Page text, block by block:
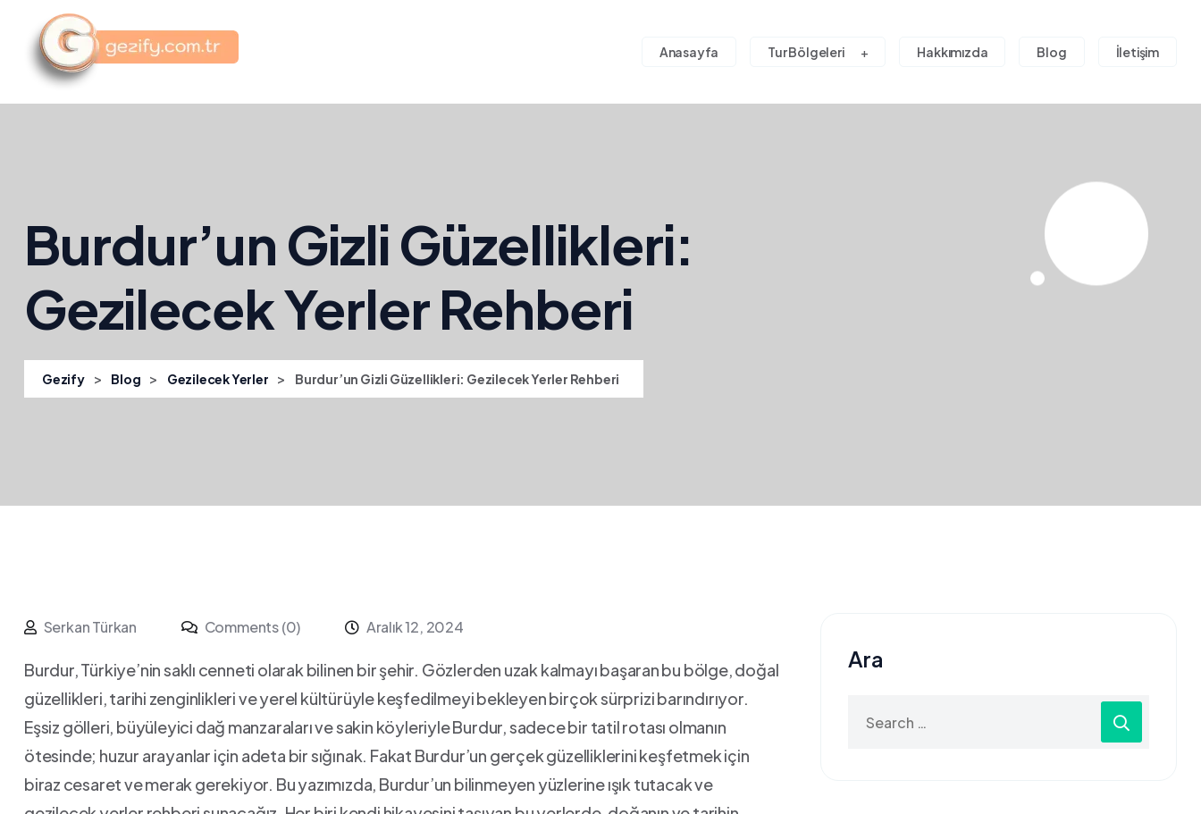
Anasayfa Tur Bölgeleri Hakkımızda Blog İletişim
Burdur’un Gizli Güzellikleri:
Gezilecek Yerler Rehberi
Gezify > Blog > Gezilecek Yerler > Burdur’un Gizli Güzellikleri: Gezilecek Yerler Rehberi
Serkan Türkan Comments (0) Aralık 12, 2024
Burdur, Türkiye’nin saklı ⁢cenneti olarak bilinen bir ‌şehir. Gözlerden ​uzak kalmayı başaran ⁣bu bölge, doğal
güzellikleri, tarihi ⁤zenginlikleri ve yerel kültürüyle keşfedilmeyi bekleyen‍ birçok sürprizi barındırıyor.
Eşsiz gölleri, büyüleyici dağ⁣ manzaraları ve sakin köyleriyle‍ Burdur, sadece bir tatil ‌rotası ‍olmanın
ötesinde; huzur arayanlar için adeta bir sığınak. Fakat ‍Burdur’un‍ gerçek güzelliklerini keşfetmek⁤ için
biraz ⁣cesaret⁢ ve merak gerekiyor. Bu yazımızda,‌ Burdur’un bilinmeyen yüzlerine ışık tutacak ve
Ara
for: